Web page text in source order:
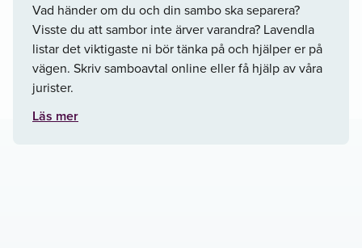
Vad händer om du och din sambo ska separera?
Visste du att sambor inte ärver varandra? Lavendla
listar det viktigaste ni bör tänka på och hjälper er på
vägen. Skriv samboavtal online eller få hjälp av våra
jurister.
Läs mer